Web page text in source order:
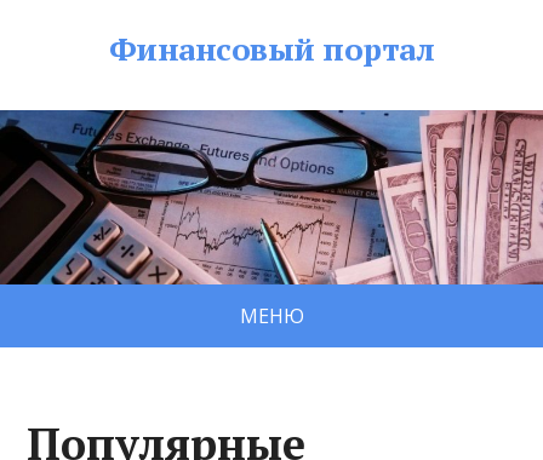
Финансовый портал
МЕНЮ
Популярные